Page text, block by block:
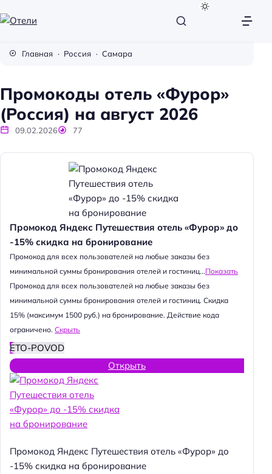
и
Главная Россия Самара
Промокоды отель «Фурор»
(Россия) на август 2026
09.02.2026 77
Промокод Яндекс Путешествия отель «Фурор» до
-15% скидка на бронирование
Промокод для всех пользователей на любые заказы без
минимальной суммы бронирования отелей и гостиниц...Показать
Промокод для всех пользователей на любые заказы без
минимальной суммы бронирования отелей и гостиниц. Скидка
15% (максимум 1500 руб.) на бронирование. Действие кода
ограничено. Скрыть
ETO-POVOD
Открыть
Промокод Яндекс Путешествия отель «Фурор» до
-15% скидка на бронирование